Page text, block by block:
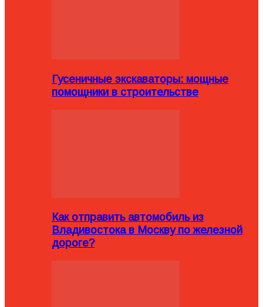
Гусеничные экскаваторы: мощные
помощники в строительстве
Как отправить автомобиль из
Владивостока в Москву по железной
дороге?